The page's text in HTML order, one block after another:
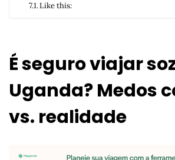
Like this:
É seguro viajar
Uganda? Medos
vs. realidade